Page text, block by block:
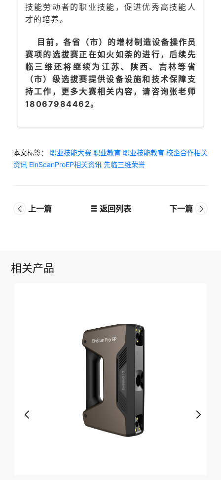
技能劳动者的职业技能，促进优秀高技能人
才的培养。
目前，各省（市）的增材制造设备操作员
赛项的选拔赛正在如火如荼的进行，后续先
临三维还将继续为江苏、陕西、吉林等省
（市）级选拔赛提供设备设施和技术保障支
持工作，更多大赛相关内容，请咨询张老师
18067984462。
本文标签： 职业技能大赛 职业教育 职业技能教育 校企合作相关
资讯 EinScanProEP相关资讯 先临三维荣誉
上一篇 返回列表 下一篇
相关产品